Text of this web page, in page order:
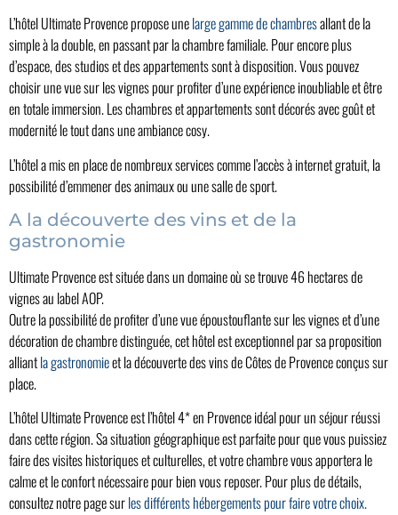
L’hôtel Ultimate Provence propose unelarge gamme de chambresallant de la
simple à la double, en passant par la chambre familiale. Pour encore plus
d’espace, des studios et des appartements sont à disposition. Vous pouvez
choisir une vue sur les vignes pour profiter d’une expérience inoubliable et être
en totale immersion. Les chambres et appartements sont décorés avec goût et
modernité le tout dans une ambiance cosy.
L’hôtel a mis en place de nombreux services comme l’accès à internet gratuit, la
possibilité d’emmener des animaux ou une salle de sport.
A la découverte des vins et de la
gastronomie
Ultimate Provence est située dans un domaine où se trouve 46 hectares de
vignes au label AOP.
Outre la possibilité de profiter d’une vue époustouflante sur les vignes et d’une
décoration de chambre distinguée, cet hôtel est exceptionnel par sa proposition
alliantla gastronomieet la découverte des vins de Côtes de Provence conçus sur
place.
L’hôtel Ultimate Provence est l’hôtel 4* en Provence idéal pour un séjour réussi
dans cette région. Sa situation géographique est parfaite pour que vous puissiez
faire des visites historiques et culturelles, et votre chambre vous apportera le
calme et le confort nécessaire pour bien vous reposer. Pour plus de détails,
consultez notre page surles différents hébergements pour faire votre choix.